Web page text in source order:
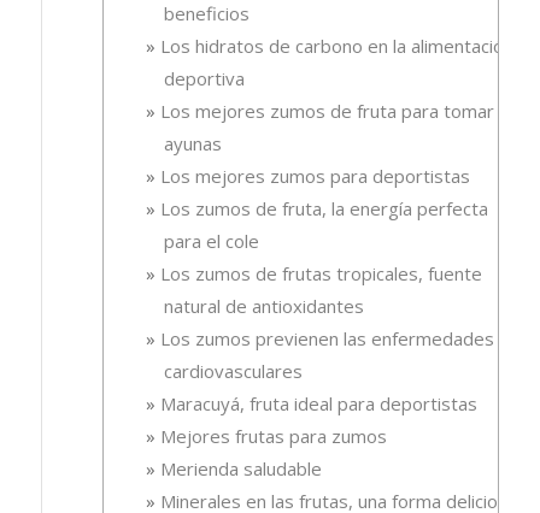
beneficios
Los hidratos de carbono en la alimentación
deportiva
Los mejores zumos de fruta para tomar en
ayunas
Los mejores zumos para deportistas
Los zumos de fruta, la energía perfecta
para el cole
Los zumos de frutas tropicales, fuente
natural de antioxidantes
Los zumos previenen las enfermedades
cardiovasculares
Maracuyá, fruta ideal para deportistas
Mejores frutas para zumos
Merienda saludable
Minerales en las frutas, una forma deliciosa